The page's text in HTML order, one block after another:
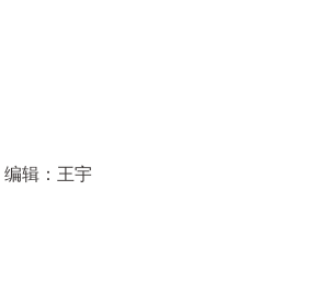
编辑：王宇